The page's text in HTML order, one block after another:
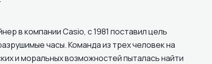
в компании Casio, с 1981 поставил цель
часы. Команда из трех человек на
и моральных возможностей пыталась найти